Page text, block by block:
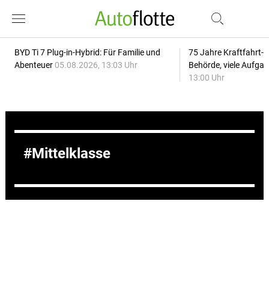
BYD Ti 7 Plug-in-Hybrid: Für Familie und
Abenteuer 05.08.2026, 13:03 Uhr
75 Jahre Kraftfahrt-
Behörde, viele
13:00 Uhr
Mittelklasse